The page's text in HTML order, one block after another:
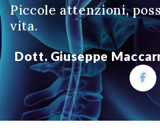
Piccole attenzioni,
vita.
Dott. Giuseppe